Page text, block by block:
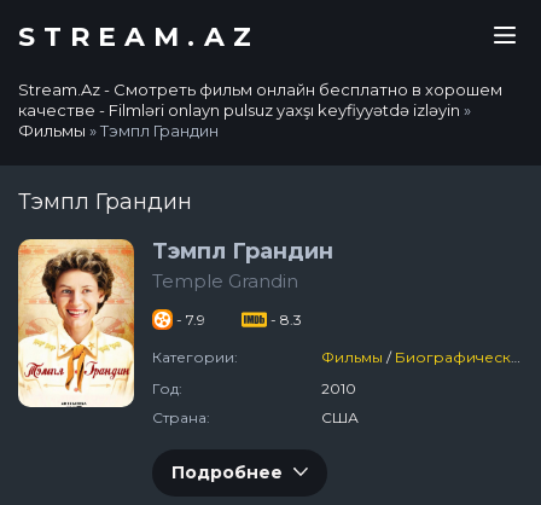
STREAM.AZ
Stream.Az - Смотреть фильм онлайн бесплатно в хорошем
качестве - Filmləri onlayn pulsuz yaxşı keyfiyyətdə izləyin »
Фильмы » Тэмпл Грандин
Тэмпл Грандин
Тэмпл Грандин
Temple Grandin
- 7.9 - 8.3
Категории: Фильмы / Биографический
Год:
2010
Страна:
США
Подробнее